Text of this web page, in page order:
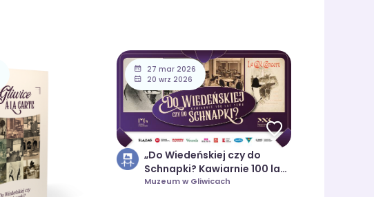
27 mar 2026
20 wrz 2026
„Do Wiedeńskiej czy do
Schnapki? Kawiarnie 100 lat
temu”
Muzeum w Gliwicach